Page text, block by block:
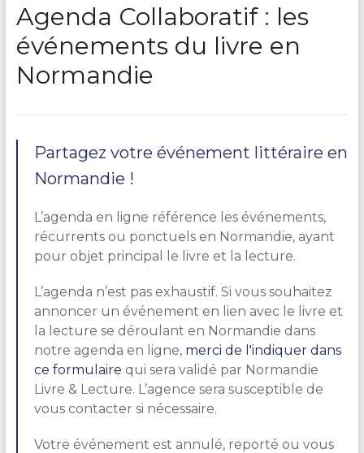
Agenda Collaboratif : les
événements du livre en
Normandie
Partagez votre événement littéraire en
Normandie !
L’agenda en ligne référence les événements,
récurrents ou ponctuels en Normandie, ayant
pour objet principal le livre et la lecture.
L’agenda n’est pas exhaustif. Si vous souhaitez
annoncer un événement en lien avec le livre et
la lecture se déroulant en Normandie dans
notre agenda en ligne, merci de l'indiquer dans
ce formulaire qui sera validé par Normandie
Livre & Lecture. L’agence sera susceptible de
vous contacter si nécessaire.
Votre événement est annulé, reporté ou vous